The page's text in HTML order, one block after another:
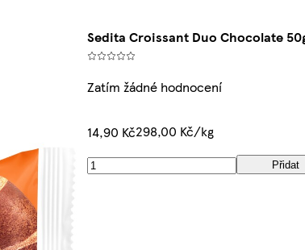
Sedita Croissant Duo Chocolate
Zatím žádné hodnocení
14,90 Kč298,00 Kč/kg
Přidat